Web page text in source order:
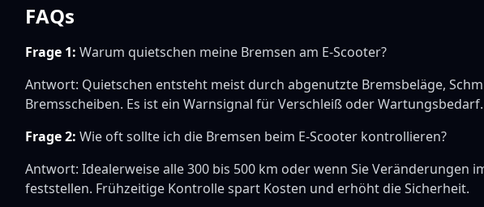
FAQs
Frage 1: Warum quietschen meine Bremsen am E-Scooter?
Antwort: Quietschen entsteht meist durch abgenutzte Bremsbeläge,
Bremsscheiben. Es ist ein Warnsignal für Verschleiß oder Wartungsbedarf.
Frage 2: Wie oft sollte ich die Bremsen beim E-Scooter kontrollieren?
Antwort: Idealerweise alle 300 bis 500 km oder wenn Sie Veränderungen
feststellen. Frühzeitige Kontrolle spart Kosten und erhöht die Sicherheit.